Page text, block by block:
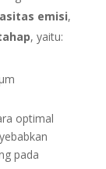
emisi,
, yaitu:
optimal
pada